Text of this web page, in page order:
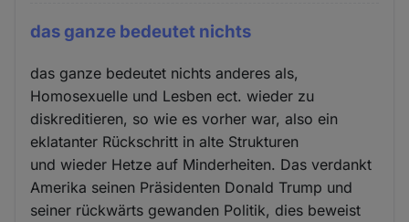
das ganze bedeutet nichts
das ganze bedeutet nichts anderes als,
Homosexuelle und Lesben ect. wieder zu
diskreditieren, so wie es vorher war, also ein
eklatanter Rückschritt in alte Strukturen
und wieder Hetze auf Minderheiten. Das verdankt
Amerika seinen Präsidenten Donald Trump und
seiner rückwärts gewanden Politik, dies beweist